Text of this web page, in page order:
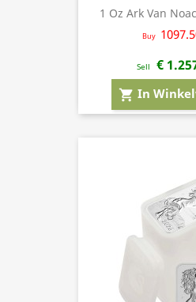
1 Oz Ark Van
Buy
Sell €
shopping_cart In